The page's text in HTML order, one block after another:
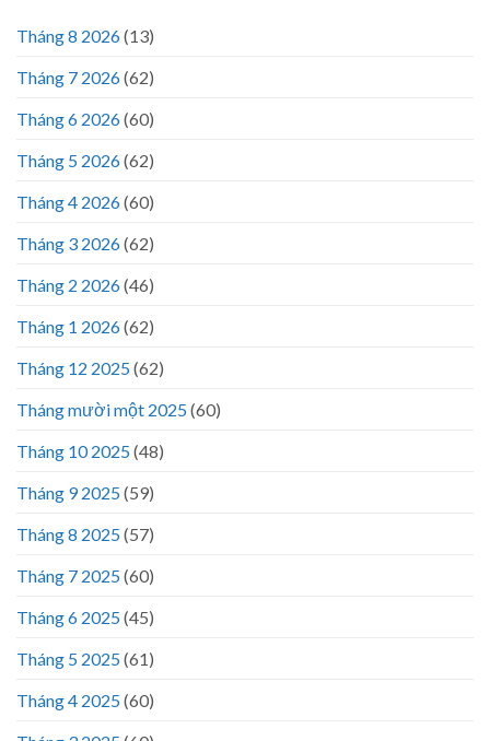
Tháng 8 2026(13)
Tháng 7 2026(62)
Tháng 6 2026(60)
Tháng 5 2026(62)
Tháng 4 2026(60)
Tháng 3 2026(62)
Tháng 2 2026(46)
Tháng 1 2026(62)
Tháng 12 2025(62)
Tháng mười một 2025(60)
Tháng 10 2025(48)
Tháng 9 2025(59)
Tháng 8 2025(57)
Tháng 7 2025(60)
Tháng 6 2025(45)
Tháng 5 2025(61)
Tháng 4 2025(60)